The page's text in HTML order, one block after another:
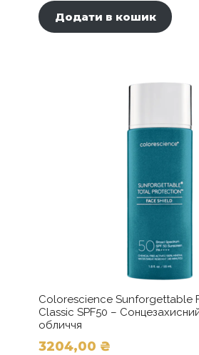
Додати в кошик
Colorescience Sunforgettable
Classic SPF50 –
обличчя
3204,00 ₴